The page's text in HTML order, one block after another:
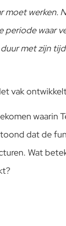
werken.
periode waar
met zijn
vak
waarin
dat de
Wat